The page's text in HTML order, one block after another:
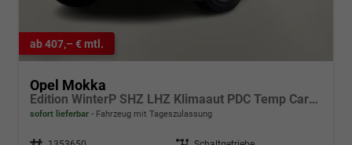
ab 407,– € mtl.
Opel Mokka
Edition WinterP SHZ LHZ Klimaaut PDC Temp CarPlay
sofort lieferbar Fahrzeug mit Tageszulassung